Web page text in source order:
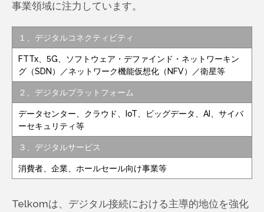
事業領域に注力しています。
１、デジタルコネクティビティ
FTTx、5G、ソフトウェア・デファインド・ネットワーキン
グ（SDN）／ネットワーク機能仮想化（NFV）／衛星等
２、デジタルプラットフォーム
データセンター、クラウド、IoT、ビッグデータ、AI、サイバ
ーセキュリティ等
３、デジタルサービス
消費者、企業、ホールセール向け事業等
Telkomは、デジタル接続における主導的地位を強化